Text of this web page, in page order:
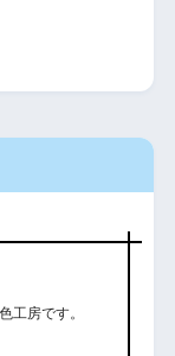
工房です。